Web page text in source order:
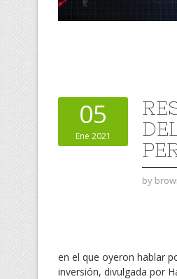
05
Ene 2021
by
en el que oyeron hablar
inversión, divulgada por